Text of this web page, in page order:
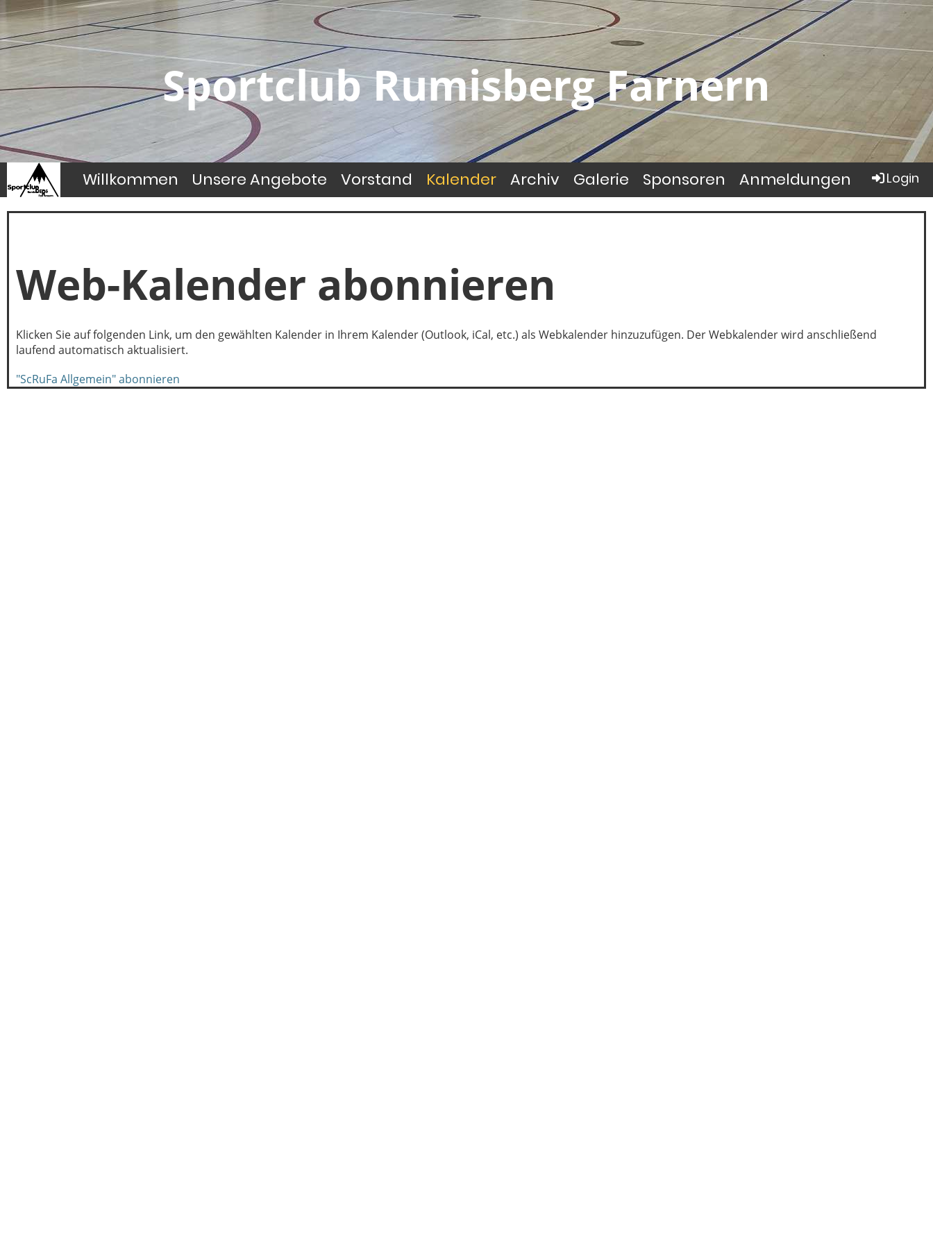
Sportclub Rumisberg Farnern
Willkommen Unsere Angebote Vorstand Kalender Archiv Galerie Sponsoren Anmeldungen Login
Web-Kalender abonnieren
Klicken Sie auf folgenden Link, um den gewählten Kalender in Ihrem Kalender (Outlook, iCal, etc.) als Webkalender hinzuzufügen. Der Webkalender wird anschließend
laufend automatisch aktualisiert.
"ScRuFa Allgemein" abonnieren